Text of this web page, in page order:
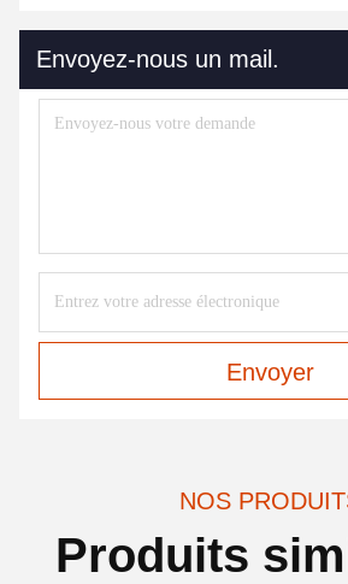
Envoyez-nous un mail.
Envoyer
NOS
Produits